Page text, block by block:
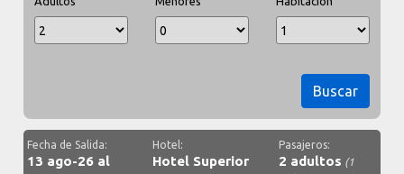
Buscar
Fecha de Salida:
13 ago-26 al
Hotel:
Hotel Superior
Pasajeros:
2 adultos (1